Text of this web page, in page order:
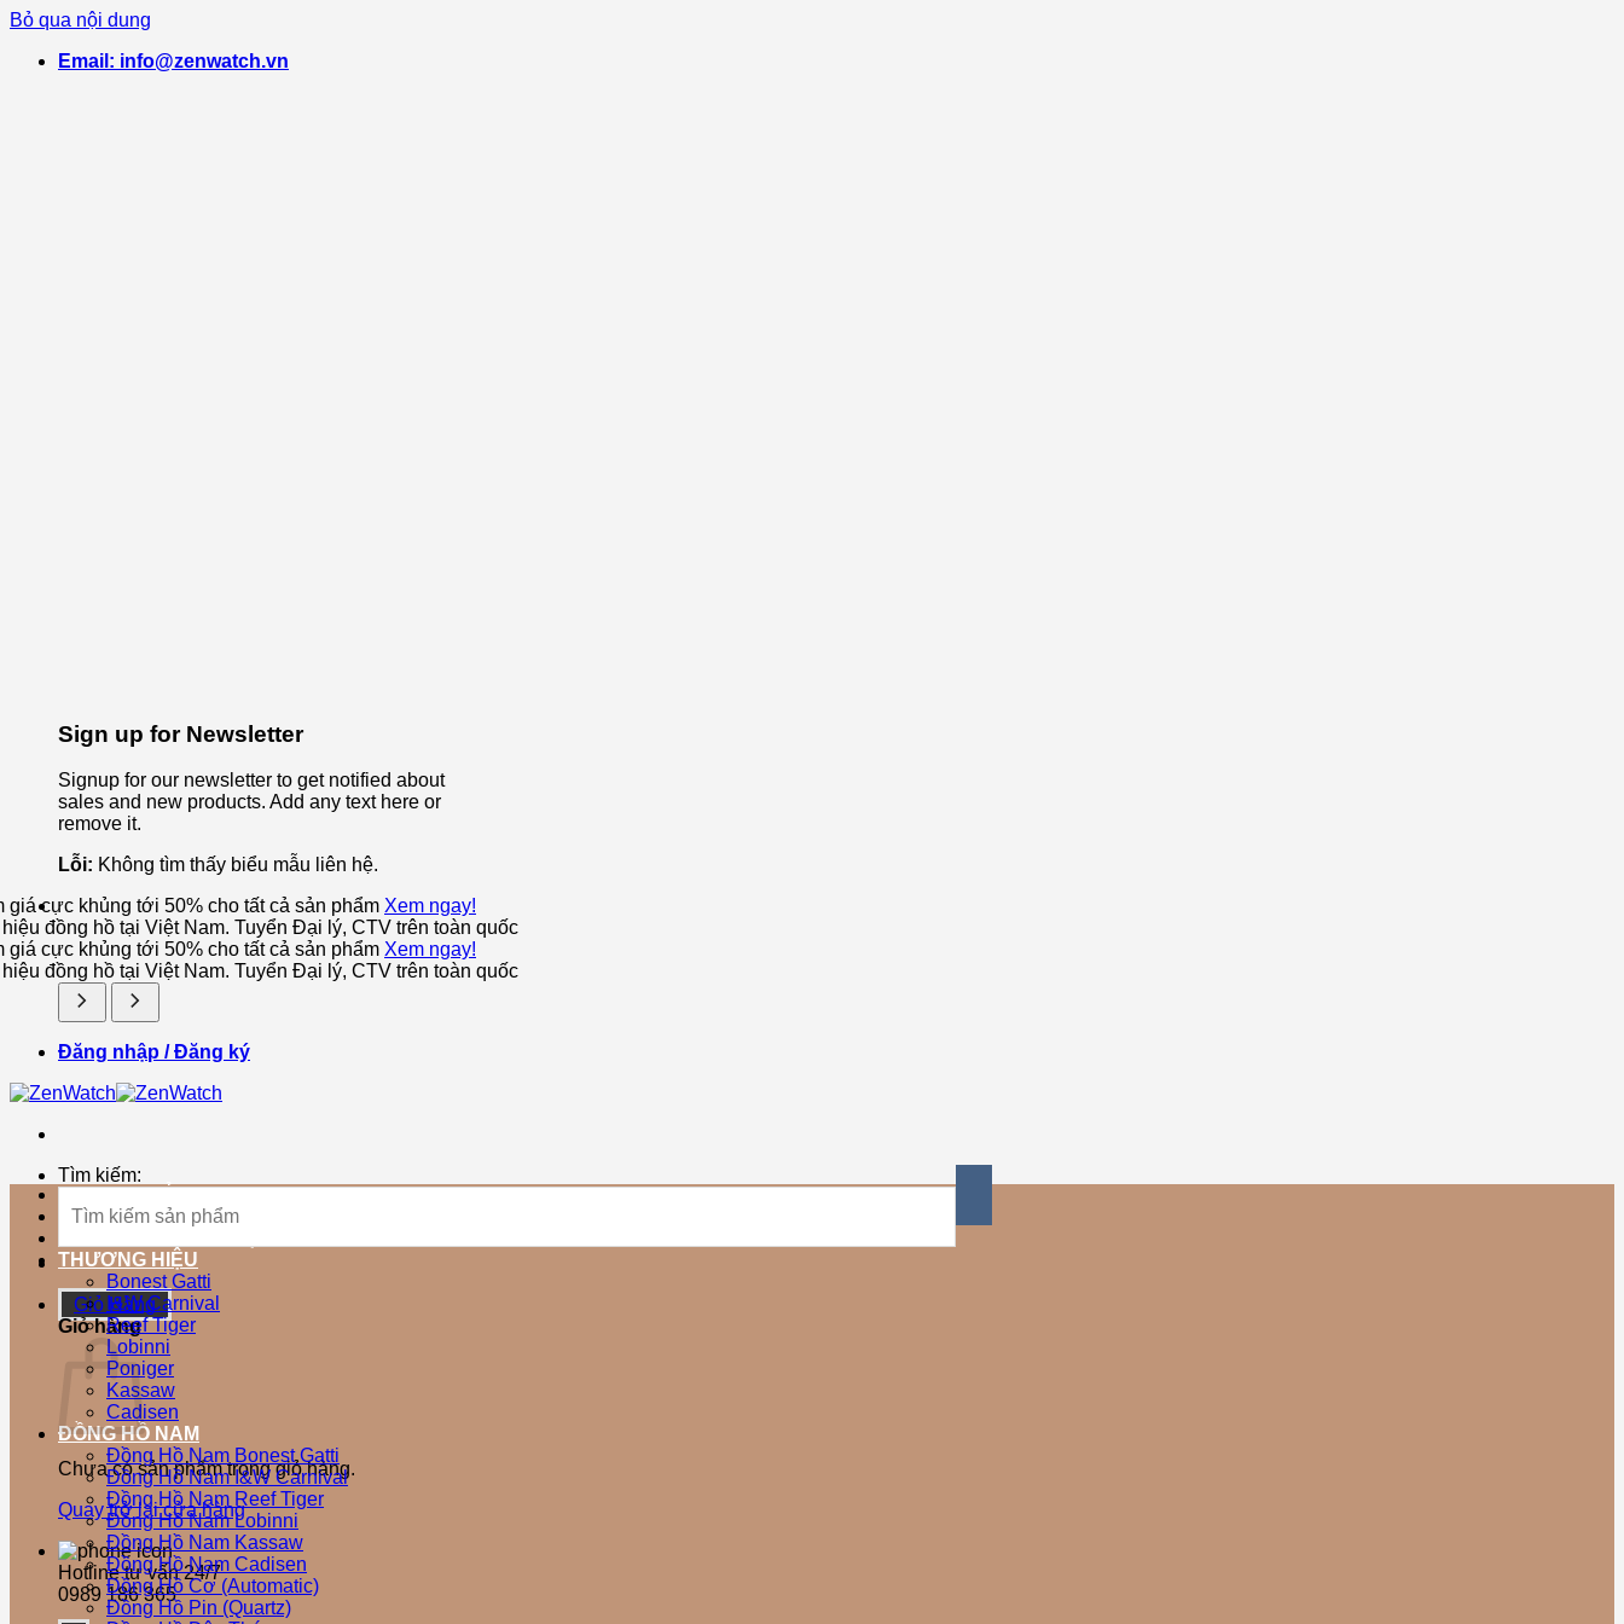
Bỏ qua nội dung
Email: info@zenwatch.vn
Sign up for Newsletter
Signup for our newsletter to get notified about
sales and new products. Add any text here or
remove it.
Lỗi: Không tìm thấy biểu mẫu liên hệ.
giá cực khủng tới 50% cho tất cả sản phẩm Xem ngay!
đồng hồ tại Việt Nam. Tuyển Đại lý, CTV trên toàn quốc
giá cực khủng tới 50% cho tất cả sản phẩm Xem ngay!
đồng hồ tại Việt Nam. Tuyển Đại lý, CTV trên toàn quốc
Đăng nhập / Đăng ký
Tìm kiếm:
Giỏ Hàng
Giỏ hàng
Chưa có sản phẩm trong giỏ hàng.
Quay trở lại cửa hàng
Hotline tư vấn 24/7
0989 186 365
TRANG CHỦ
SẢN PHẨM MỚI
THƯƠNG HIỆU
Bonest Gatti
I&W Carnival
Reef Tiger
Lobinni
Poniger
Kassaw
Cadisen
ĐỒNG HỒ NAM
Đồng Hồ Nam Bonest Gatti
Đồng Hồ Nam I&W Carnival
Đồng Hồ Nam Reef Tiger
Đồng Hồ Nam Lobinni
Đồng Hồ Nam Kassaw
Đồng Hồ Nam Cadisen
Đồng Hồ Cơ (Automatic)
Đồng Hồ Pin (Quartz)